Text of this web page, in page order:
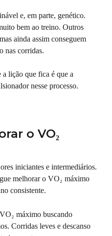
e, em parte, genético.
bem ao treino. Outros
ainda assim conseguem
nas corridas.
lição que fica é que a
nesse processo.
o VO₂
iniciantes e intermediários.
melhorar o VO₂ máximo
consistente.
máximo buscando
Corridas leves e descanso